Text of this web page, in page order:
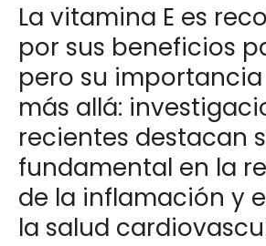
La vitamina E es
por sus beneficios
pero su
más allá:
recientes destacan
fundamental en la
de la inflamación y
la salud